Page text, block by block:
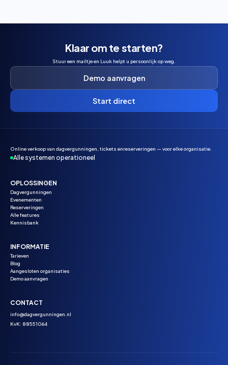
Klaar om te starten?
Stuur een mailtje en Luuk helpt u persoonlijk op weg.
Demo aanvragen
Start direct
Online verkoop van dagvergunningen, tickets enreserveringen — voor elke organisatie.
Alle systemen operationeel
OPLOSSINGEN
Dagvergunningen
Evenementen
Reserveringen
Alle features
Kennisbank
INFORMATIE
Tarieven
Blog
Aangesloten organisaties
Demo aanvragen
CONTACT
info@dagvergunningen.nl
KvK: 88551064